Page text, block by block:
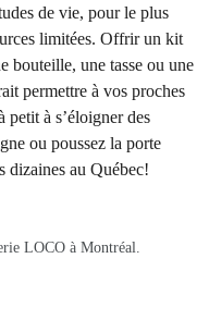
de vie, pour le plus
limitées. Offrir un kit
bouteille, une tasse ou une
permettre à vos proches
petit à s’éloigner des
ou poussez la porte
dizaines au Québec!
LOCO à Montréal.